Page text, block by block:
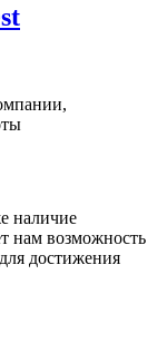
наличие
нам возможность
для достижения